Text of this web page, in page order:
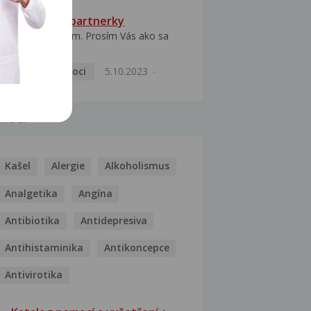
HPV typ 52 u partnerky
Dobrý deň prajem. Prosím Vás ako sa
Pohlavní nemoci
5.10.2023
Kašel Alergie Alkoholismus
Analgetika Angína
Antibiotika Antidepresiva
Antihistaminika Antikoncepce
Antivirotika